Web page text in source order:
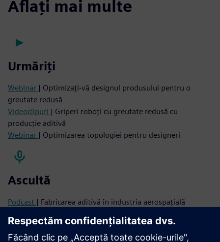
Aflați mai multe
Urmăriți
Webinar | Optimizați-vă designul produsului pentru o
greutate redusă
Videoclipuri | Griperi roboți cu greutate redusă cu
producție aditivă
Webinar | Optimizarea topologiei pentru designeri
Ascultă
Podcast | Fabricarea aditivă în industria aerospațială